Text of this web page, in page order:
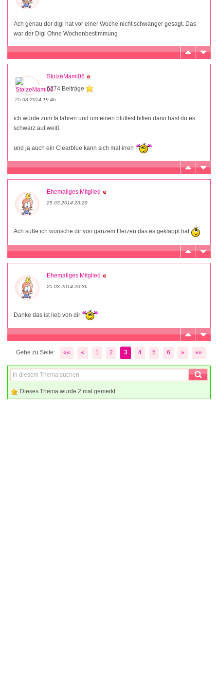
Ach genau der digi hat vor einer Woche nicht schwanger gesagt. Das
war der Digi Ohne Wochenbestimmung
StolzeMami06
6274 Beiträge
25.03.2014 19:46
ich würde zum fa fahren und um einen bluttest bitten dann hast du es
schwarz auf weiß
und ja auch ein Clearblue kann sich mal irren
Ehemaliges Mitglied
25.03.2014 20:20
Ach süße ich wünsche dir von ganzem Herzen das es geklappt hat
Ehemaliges Mitglied
25.03.2014 20:36
Danke das ist lieb von dir
Gehe zu Seite: «« « 1 2 3 4 5 6 » »»
Dieses Thema wurde 2 mal gemerkt